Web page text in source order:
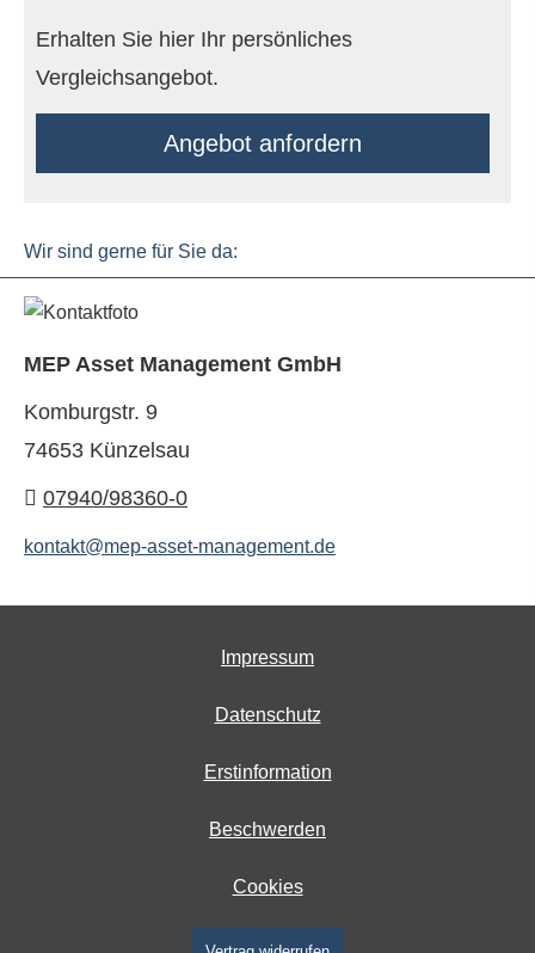
Erhalten Sie hier Ihr persönliches
Vergleichsangebot.
An­ge­bot an­for­dern
Wir sind gerne für Sie da:
MEP Asset Management GmbH
Komburgstr. 9
74653 Künzelsau
07940/98360-0
kontakt@mep-asset-management.de
Impressum
Datenschutz
Erstinformation
Beschwerden
Cookies